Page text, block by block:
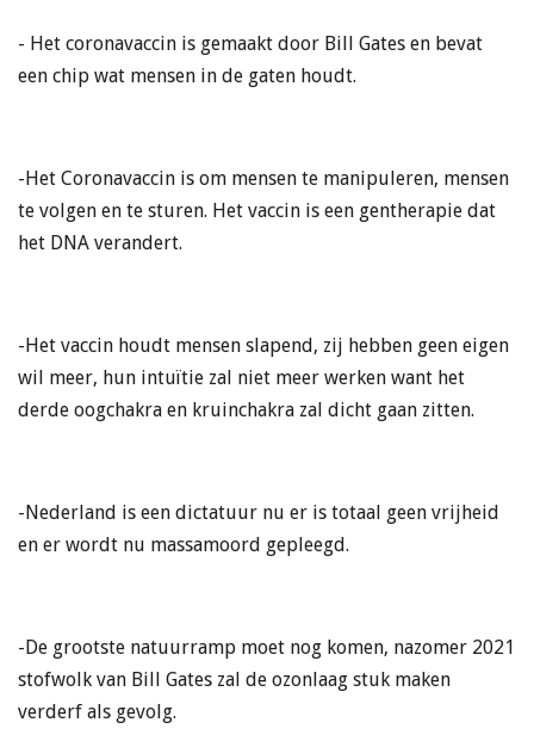
- Het coronavaccin is gemaakt door Bill Gates en bevat
een chip wat mensen in de gaten houdt.
-Het Coronavaccin is om mensen te manipuleren, mensen
te volgen en te sturen. Het vaccin is een gentherapie dat
het DNA verandert.
-Het vaccin houdt mensen slapend, zij hebben geen eigen
wil meer, hun intuïtie zal niet meer werken want het
derde oogchakra en kruinchakra zal dicht gaan zitten.
-Nederland is een dictatuur nu er is totaal geen vrijheid
en er wordt nu massamoord gepleegd.
-De grootste natuurramp moet nog komen, nazomer 2021
stofwolk van Bill Gates zal de ozonlaag stuk maken
verderf als gevolg.